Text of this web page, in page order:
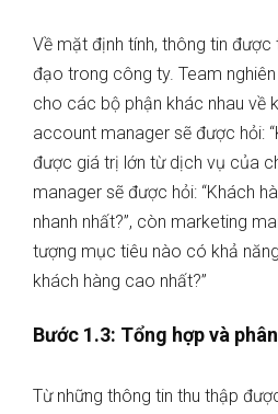
Về mặt định tính, thông tin được
đạo trong công ty. Team
cho các bộ phận khác nhau về
account manager sẽ được hỏi:
được giá trị lớn từ dịch vụ của
manager sẽ được hỏi: “Khách
nhanh nhất?”, còn marketing
tượng mục tiêu nào có khả
khách hàng cao nhất?”
Bước 1.3: Tổng hợp và
Từ những thông tin thu thập